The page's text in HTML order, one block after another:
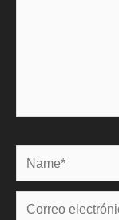
Name*
Correo